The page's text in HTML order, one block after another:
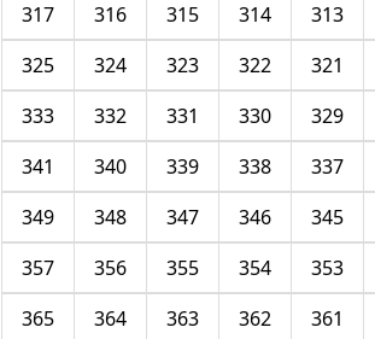
313
314
315
316
317
321
322
323
324
325
329
330
331
332
333
337
338
339
340
341
345
346
347
348
349
353
354
355
356
357
361
362
363
364
365